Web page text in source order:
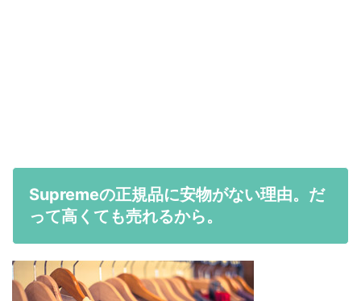
Supremeの正規品に安物がない理由。だ
って高くても売れるから。